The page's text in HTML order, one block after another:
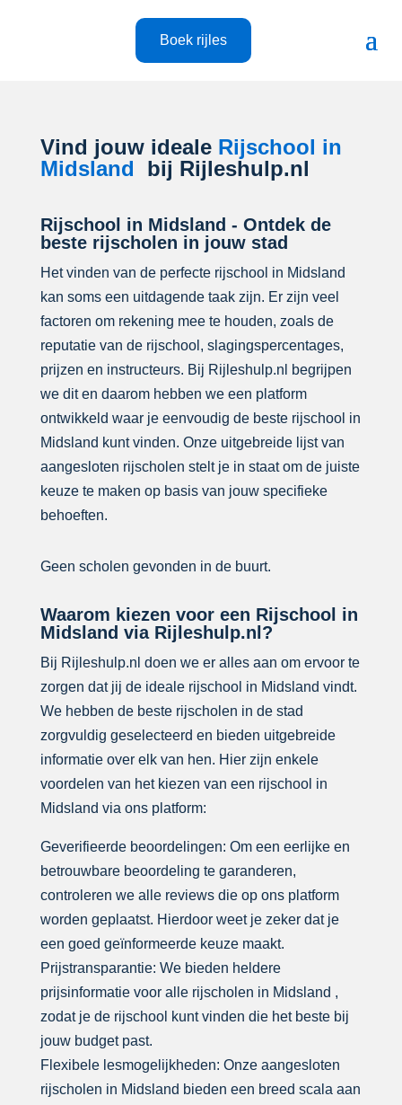
Boek rijles
Vind jouw ideale Rijschool in
Midsland
bij Rijleshulp.nl
Rijschool in Midsland - Ontdek de
beste rijscholen in jouw stad
Het vinden van de perfecte rijschool in Midsland
kan soms een uitdagende taak zijn. Er zijn veel
factoren om rekening mee te houden, zoals de
reputatie van de rijschool, slagingspercentages,
prijzen en instructeurs. Bij Rijleshulp.nl begrijpen
we dit en daarom hebben we een platform
ontwikkeld waar je eenvoudig de beste rijschool in
Midsland kunt vinden. Onze uitgebreide lijst van
aangesloten rijscholen stelt je in staat om de juiste
keuze te maken op basis van jouw specifieke
behoeften.
Geen scholen gevonden in de buurt.
Waarom kiezen voor een Rijschool in
Midsland via Rijleshulp.nl?
Bij Rijleshulp.nl doen we er alles aan om ervoor te
zorgen dat jij de ideale rijschool in Midsland vindt.
We hebben de beste rijscholen in de stad
zorgvuldig geselecteerd en bieden uitgebreide
informatie over elk van hen. Hier zijn enkele
voordelen van het kiezen van een rijschool in
Midsland via ons platform:
Geverifieerde beoordelingen: Om een eerlijke en
betrouwbare beoordeling te garanderen,
controleren we alle reviews die op ons platform
worden geplaatst. Hierdoor weet je zeker dat je
een goed geïnformeerde keuze maakt.
Prijstransparantie: We bieden heldere
prijsinformatie voor alle rijscholen in Midsland ,
zodat je de rijschool kunt vinden die het beste bij
jouw budget past.
Flexibele lesmogelijkheden: Onze aangesloten
rijscholen in Midsland bieden een breed scala aan